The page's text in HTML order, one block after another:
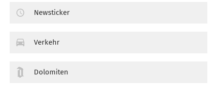
Newsticker
Verkehr
Dolomiten